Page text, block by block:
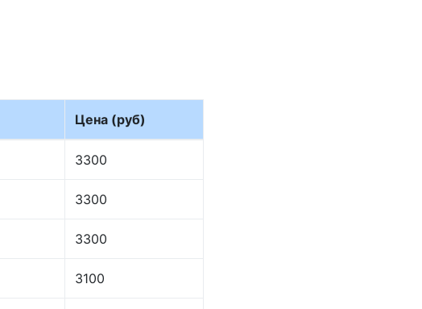
Цена (руб)
3300
3300
3300
3100